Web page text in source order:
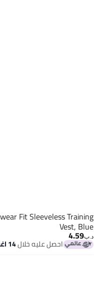
Fit Sleeveless Training
Vest, Blue
د.ب‏4.59
احصل عليه خلال14 اغسطس